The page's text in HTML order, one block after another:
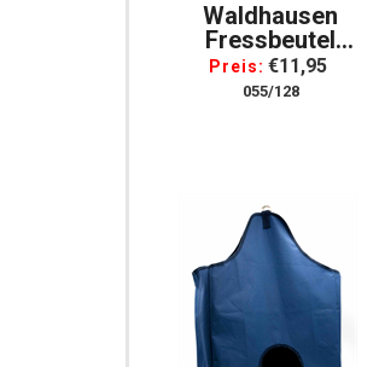
Waldhausen
Fressbeutel
Fresssack Dunkelblau
Pflegeleicht
Preis: €11,95
055/128